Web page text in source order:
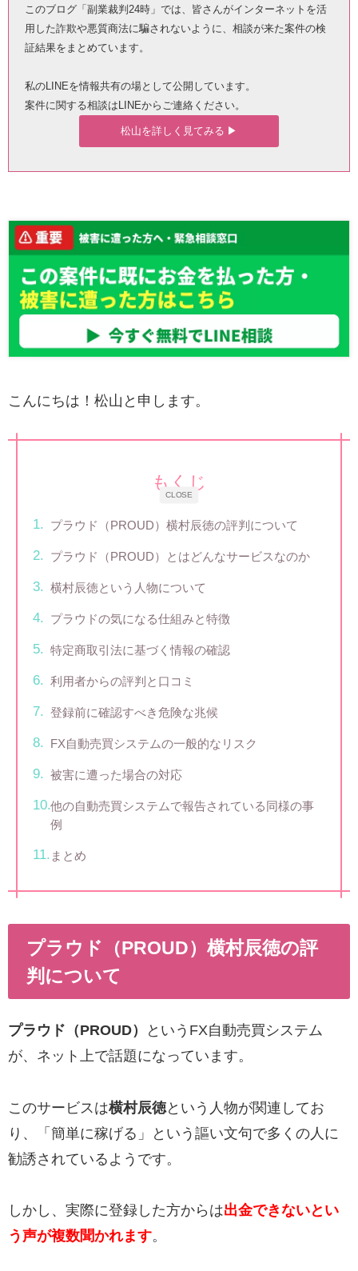
このブログ「副業裁判24時」では、皆さんがインターネットを活
用した詐欺や悪質商法に騙されないように、相談が来た案件の検
証結果をまとめています。
私のLINEを情報共有の場として公開しています。
案件に関する相談はLINEからご連絡ください。
松山を詳しく見てみる ▶︎
こんにちは！松山と申します。
CLOSE
もくじ
プラウド（PROUD）横村辰徳の評判について
プラウド（PROUD）とはどんなサービスなのか
横村辰徳という人物について
プラウドの気になる仕組みと特徴
特定商取引法に基づく情報の確認
利用者からの評判と口コミ
登録前に確認すべき危険な兆候
FX自動売買システムの一般的なリスク
被害に遭った場合の対応
他の自動売買システムで報告されている同様の事
例
まとめ
プラウド（PROUD）横村辰徳の評
判について
プラウド（PROUD）
というFX自動売買システム
が、ネット上で話題になっています。
このサービスは横村辰徳という人物が関連してお
り、「簡単に稼げる」という謳い文句で多くの人に
勧誘されているようです。
しかし、実際に登録した方からは出金できないとい
う声が複数聞かれます。